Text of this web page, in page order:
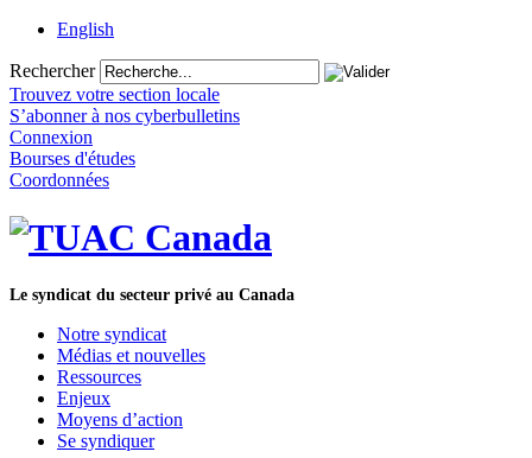
English
Rechercher
Trouvez votre section locale
S’abonner à nos cyberbulletins
Connexion
Bourses d'études
Coordonnées
Le syndicat du secteur privé au Canada
Notre syndicat
Médias et nouvelles
Ressources
Enjeux
Moyens d’action
Se syndiquer